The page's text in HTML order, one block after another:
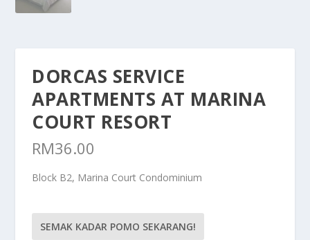
DORCAS SERVICE
APARTMENTS AT MARINA
COURT RESORT
RM36.00
Block B2, Marina Court Condominium
SEMAK KADAR POMO SEKARANG!